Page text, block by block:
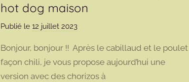
hot dog maison
Publié le 12 juillet 2023p
r
m
a
Bonjour, bonjour !! Après le cabillaud et le poulet
façon chili, je vous propose aujourd’hui une
version avec des chorizos à